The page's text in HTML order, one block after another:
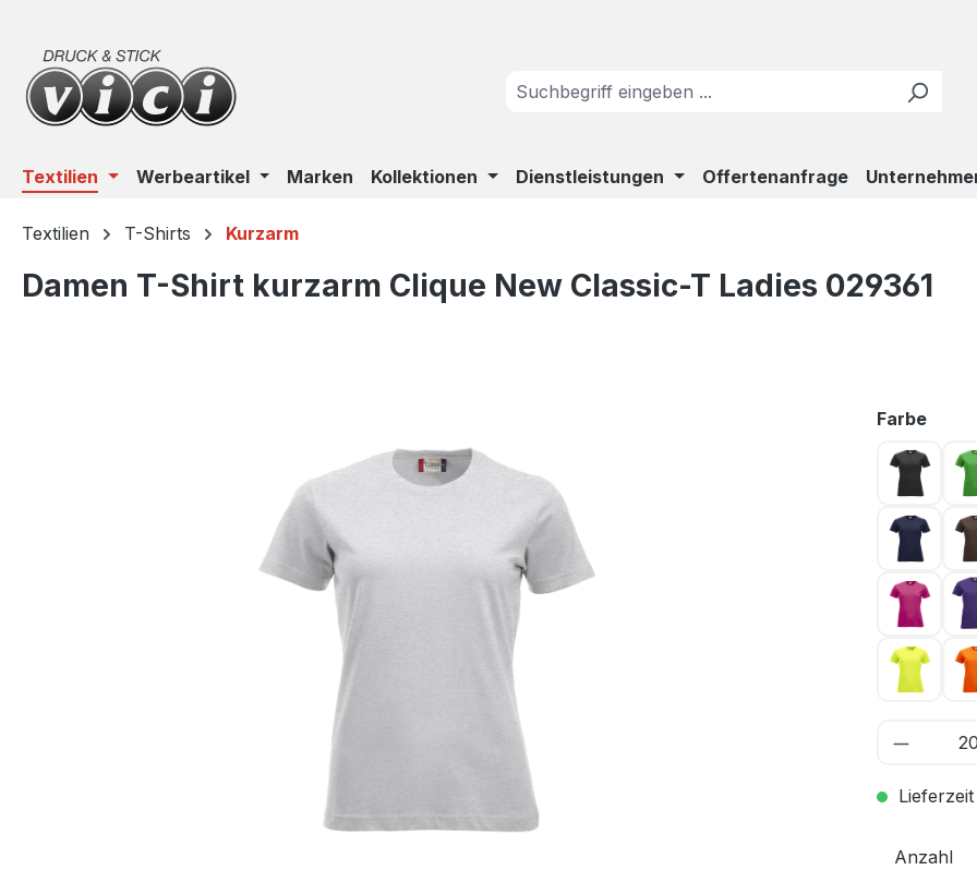
Textilien Werbeartikel Marken Kollektionen Dienstleistungen Offertenanfrage
Textilien T-Shirts Kurzarm
Damen T-Shirt kurzarm Clique New Classic-T Ladies 029361
Farbe
Dunkel
Kirsche
Anzahl